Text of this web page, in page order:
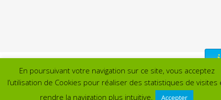
En poursuivant votre navigation sur ce site, vous acceptez
l’utilisation de Cookies pour réaliser des statistiques de visites
rendre la navigation plus intuitive.
Accepter